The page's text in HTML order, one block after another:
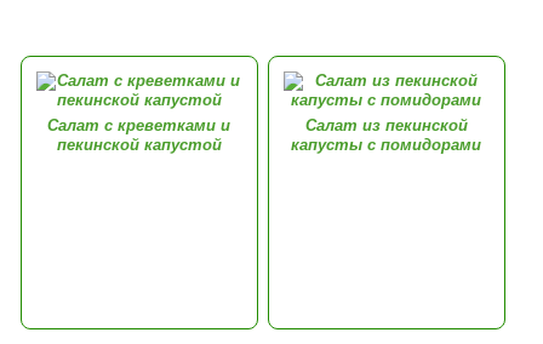
Салат с креветками и
пекинской капустой
Салат из пекинской
капусты с помидорами